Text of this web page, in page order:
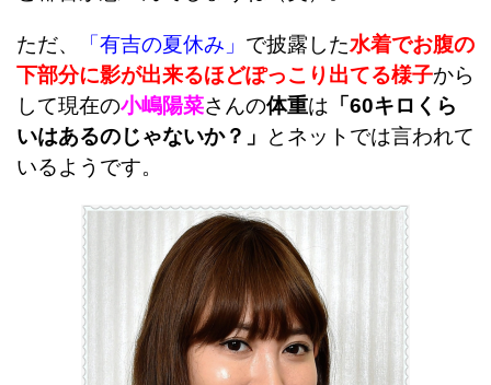
ただ、 「有吉の夏休み」 で披露した水着でお腹の
下部分に影が出来るほどぽっこり出てる様子から
して現在の小嶋陽菜さんの体重は 「60キロくら
いはあるのじゃないか？」
とネットでは言われて
いるようです。